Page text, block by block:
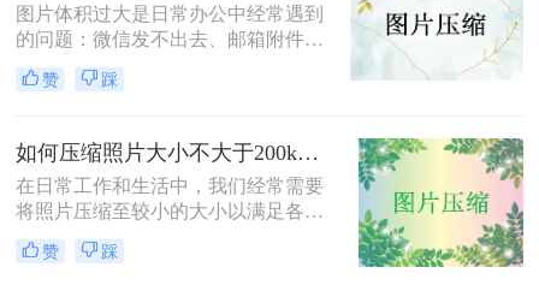
图片体积过大是日常办公中经常遇到
的问题：微信发不出去、邮箱附件超
限、网页上传被拒、本地存储吃紧。
不同压缩方法在压缩率、画质损失、
可能导致图片模糊到无法使用，或者
压缩后体积几乎没变。
赞 踩
如何压缩照片大小不大于200k？教你二种高效压缩方法！
在日常工作和生活中，我们经常需要
将照片压缩至较小的大小以满足各种
上传、分享或存储的需求。那么如何
压缩照片大小不大于200k呢？本文将
赞 踩